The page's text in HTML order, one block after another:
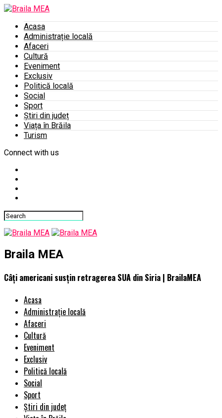
Acasa
Administrație locală
Afaceri
Cultură
Eveniment
Exclusiv
Politică locală
Social
Sport
Știri din județ
Viața în Brăila
Turism
Connect with us
Braila MEA
Câți americani susțin retragerea SUA din Siria | BrailaMEA
Acasa
Administrație locală
Afaceri
Cultură
Eveniment
Exclusiv
Politică locală
Social
Sport
Știri din județ